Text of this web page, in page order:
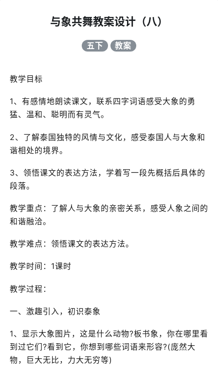
与象共舞教案设计（八）
五下 教案
教学目标
1、有感情地朗读课文，联系四字词语感受大象的勇
猛、温和、聪明而有灵气。
2、了解泰国独特的风情与文化，感受泰国人与大象和
谐相处的境界。
3、领悟课文的表达方法，学着写一段先概括后具体的
段落。
教学重点：了解人与大象的亲密关系，感受人象之间的
和谐融洽。
教学难点：领悟课文的表达方法。
教学时间：1课时
教学过程：
一、激趣引入，初识泰象
1、显示大象图片，这是什么动物?板书象，你在哪里看
到过它们?看到它，你想到哪些词语来形容?(庞然大
物，巨大无比，力大无穷等)